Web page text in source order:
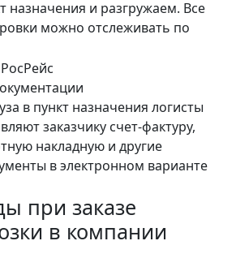
назначения и разгружаем. Все
можно отслеживать по
в пункт назначения логисты
заказчику счет-фактуру,
накладную и другие
в электронном варианте
при заказе
в компании